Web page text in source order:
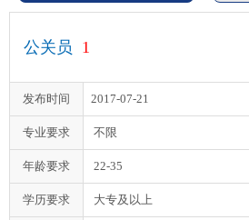
公关员 1
发布时间 2017-07-21
专业要求 不限
年龄要求 22-35
学历要求 大专及以上